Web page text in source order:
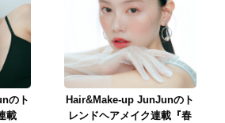
のト
載
Hair&Make-up JunJunのト
レンドヘアメイク連載『春